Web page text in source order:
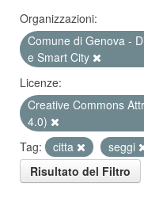
Organizzazioni:
Comune di Genova -
e Smart City
Licenze:
Creative Commons
4.0)
Tag:
citta
seggi
Risultato del Filtro